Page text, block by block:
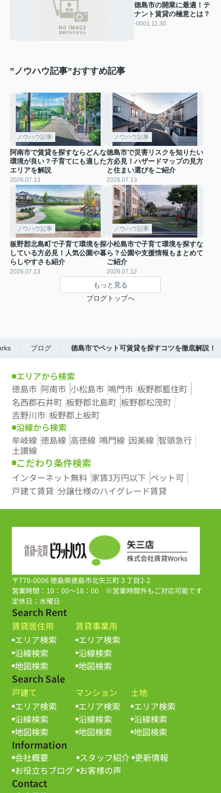
徳島市の開業に最適！テ
ナント賃貸の極意とは？
-0001.11.30
”ノウハウ記事”おすすめ記事
ノウハウ記事
阿南市で賃貸を探すならどんな
環境が良い？子育てにも適した
エリアを解説
2026.07.13
ノウハウ記事
徳島市で災害リスクを知りたい
方必見！ハザードマップの見方
と住まい選びをご紹介
2026.07.13
ノウハウ記事
板野郡北島町で子育て環境を探
している方必見！人気公園や暮
らしやすさも紹介
2026.07.13
ノウハウ記事
小松島市で子育て環境を探すな
ら？公園や支援情報もまとめて
ご紹介
2026.07.12
もっと見る
ブログトップへ
ブログ 徳島市でペット可賃貸を探すコツを徹底解説！
エリアから検索
徳島市 阿南市 小松島市 鳴門市 板野郡藍住町
名西郡石井町 板野郡北島町 板野郡松茂町
吉野川市 板野郡上板町
沿線から検索
牟岐線 徳島線 高徳線 鳴門線 因美線 智頭急行
土讃線
こだわり条件検索
インターネット無料 家賃3万円以下 ペット可
戸建て賃貸 分譲仕様のハイグレード賃貸
〒770-0006 徳島県徳島市北矢三町３丁目2-2
営業時間：10：00～18：00 ※営業時間外もご対応可能です
定休日：水曜日
Search Rent
賃貸居住用
エリア検索
沿線検索
地図検索
賃貸事業用
エリア検索
沿線検索
地図検索
Search Sale
戸建て
エリア検索
沿線検索
地図検索
マンション
エリア検索
沿線検索
地図検索
土地
エリア検索
沿線検索
地図検索
Information
会社概要 スタッフ紹介 更新情報
お役立ちブログ お客様の声
Contact